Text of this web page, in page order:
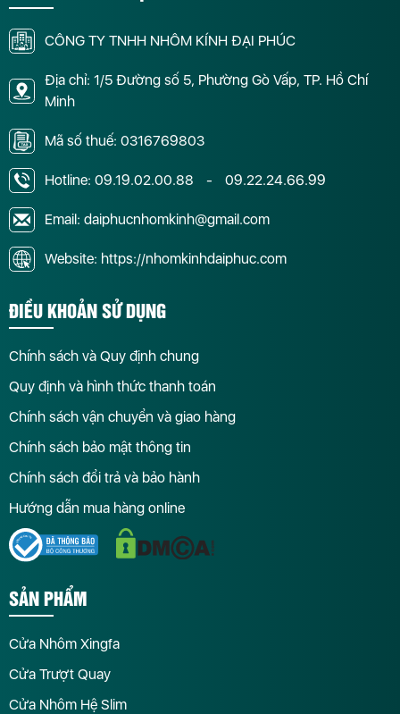
CÔNG TY TNHH NHÔM KÍNH ĐẠI PHÚC
Địa chỉ: 1/5 Đường số 5, Phường Gò Vấp, TP. Hồ Chí
Minh
Mã số thuế: 0316769803
Hotline: 09.19.02.00.88 - 09.22.24.66.99
Email: daiphucnhomkinh@gmail.com
Website: https://nhomkinhdaiphuc.com
ĐIỀU KHOẢN SỬ DỤNG
Chính sách và Quy định chung
Quy định và hình thức thanh toán
Chính sách vận chuyển và giao hàng
Chính sách bảo mật thông tin
Chính sách đổi trả và bảo hành
Hướng dẫn mua hàng online
SẢN PHẨM
Cửa Nhôm Xingfa
Cửa Trượt Quay
Cửa Nhôm Hệ Slim